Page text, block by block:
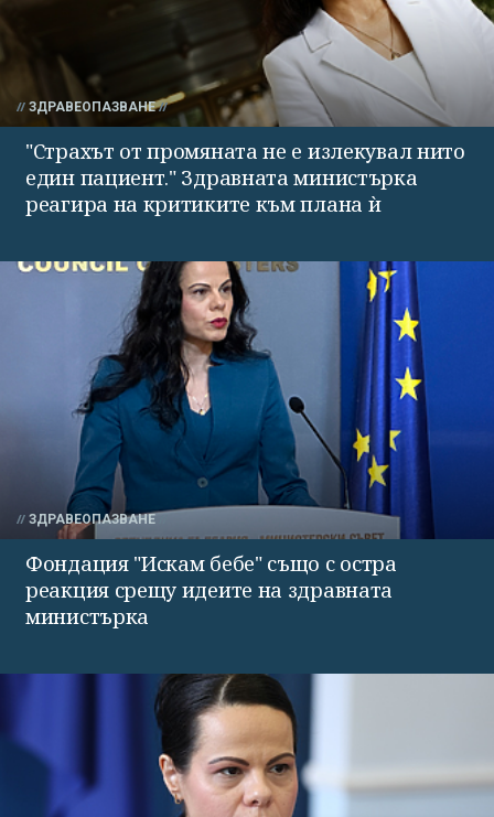
ЗДРАВЕОПАЗВАНЕ
"Страхът от промяната не е излекувал нито
един пациент." Здравната министърка
реагира на критиките към плана ѝ
ЗДРАВЕОПАЗВАНЕ
Фондация "Искам бебе" също с остра
реакция срещу идеите на здравната
министърка